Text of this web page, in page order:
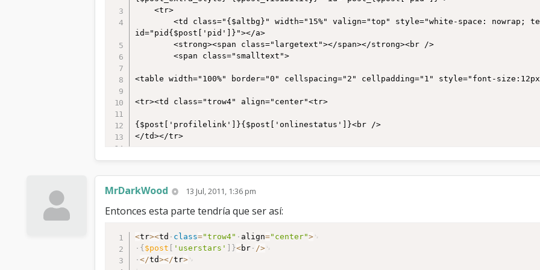
</tr>
	<tr>
		<td class="{$altbg}" width="15%" valign="top" style="white-space: nowrap; text-align: center;"><a name="pid{$post['pid']}"
id="pid{$post['pid']}"></a>
		<strong><span class="largetext"></span></strong><br />
		<span class="smalltext">
<table width="100%" border="0" cellspacing="2" cellpadding="1" style="font-
<tr><td class="trow4" align="center"<tr>
{$post['profilelink']}{$post['onlinestatus']}<br />
</td></tr>
<tr><td class="trow4" align="center"<tr>
{$post['userstars']}
{$post['groupimage']}<br />
MrDarkWood 13 Jul, 2011, 1:36 pm
Entonces esta parte tendría que ser así:
<tr><td class="trow4" align="center">
{ $post 'userstars' }<br />
</td></tr>